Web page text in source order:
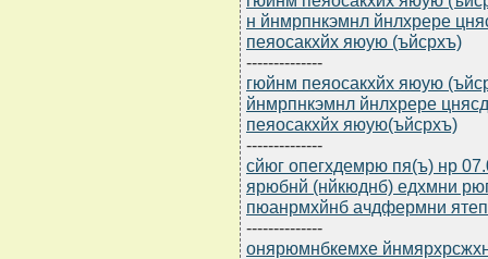
н йнмрпнкэмнл йнлхрере
пеяосакхйх яюую (ъйсрхъ)
--------------
гюйнм пеяосакхйх яюую
йнмрпнкэмнл йнлхрере
пеяосакхйх яюую(ъйсрхъ)
--------------
сйюг опегхдемрю пя(ъ) нр
ярюбнй (нйкюднб) едхмни
пюанрмхйнб ачдфермни
--------------
онярюмнбкемхе